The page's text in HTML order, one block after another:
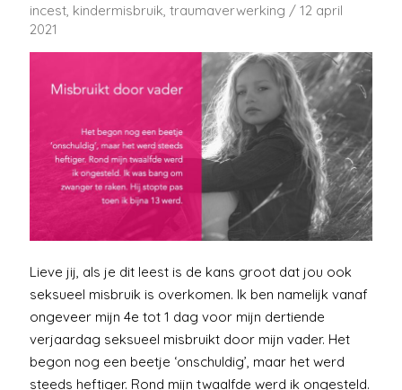
incest kindermisbruik ,traumaverwerking /12 april
2021
Lieve jij, als je dit leest is de kans groot dat jou ook
seksueel misbruik is overkomen. Ik ben namelijk vanaf
ongeveer mijn 4e tot 1 dag voor mijn dertiende
verjaardag seksueel misbruikt door mijn vader. Het
begon nog een beetje ‘onschuldig’, maar het werd
steeds heftiger. Rond mijn twaalfde werd ik ongesteld.